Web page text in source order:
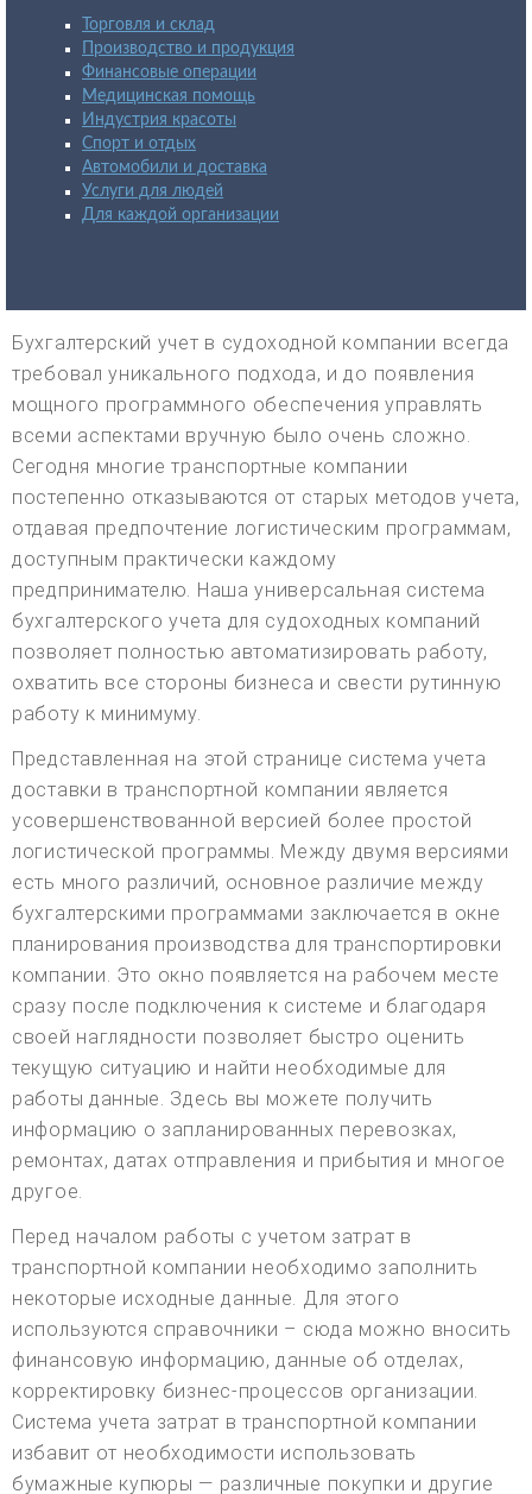
Торговля и склад
Производство и продукция
Финансовые операции
Медицинская помощь
Индустрия красоты
Спорт и отдых
Автомобили и доставка
Услуги для людей
Для каждой организации
Бухгалтерский учет в судоходной компании всегда
требовал уникального подхода, и до появления
мощного программного обеспечения управлять
всеми аспектами вручную было очень сложно.
Сегодня многие транспортные компании
постепенно отказываются от старых методов учета,
отдавая предпочтение логистическим программам,
доступным практически каждому
предпринимателю. Наша универсальная система
бухгалтерского учета для судоходных компаний
позволяет полностью автоматизировать работу,
охватить все стороны бизнеса и свести рутинную
работу к минимуму.
Представленная на этой странице система учета
доставки в транспортной компании является
усовершенствованной версией более простой
логистической программы. Между двумя версиями
есть много различий, основное различие между
бухгалтерскими программами заключается в окне
планирования производства для транспортировки
компании. Это окно появляется на рабочем месте
сразу после подключения к системе и благодаря
своей наглядности позволяет быстро оценить
текущую ситуацию и найти необходимые для
работы данные. Здесь вы можете получить
информацию о запланированных перевозках,
ремонтах, датах отправления и прибытия и многое
другое.
Перед началом работы с учетом затрат в
транспортной компании необходимо заполнить
некоторые исходные данные. Для этого
используются справочники – сюда можно вносить
финансовую информацию, данные об отделах,
корректировку бизнес-процессов организации.
Система учета затрат в транспортной компании
избавит от необходимости использовать
бумажные купюры — различные покупки и другие